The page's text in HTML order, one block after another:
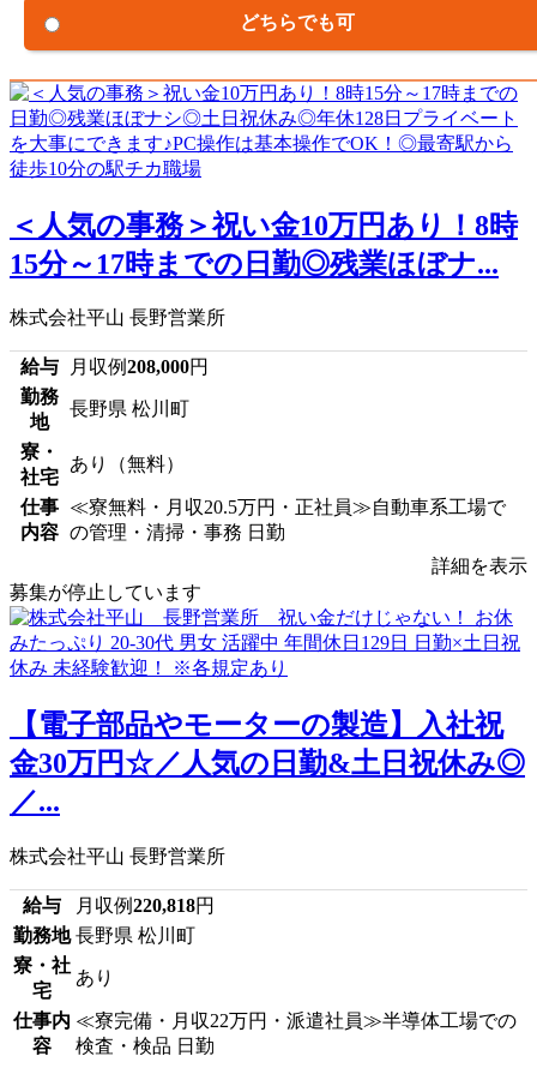
どちらでも可
＜人気の事務＞祝い金10万円あり！8時
15分～17時までの日勤◎残業ほぼナ...
株式会社平山 長野営業所
給与 月収例208,000円
勤務
地
長野県 松川町
寮・
社宅
あり（無料）
仕事
内容
≪寮無料・月収20.5万円・正社員≫自動車系工場で
の管理・清掃・事務 日勤
詳細を表示
募集が停止しています
【電子部品やモーターの製造】入社祝
金30万円☆／人気の日勤&土日祝休み◎
／...
株式会社平山 長野営業所
給与 月収例220,818円
勤務地 長野県 松川町
寮・社
宅
あり
仕事内
容
≪寮完備・月収22万円・派遣社員≫半導体工場での
検査・検品 日勤